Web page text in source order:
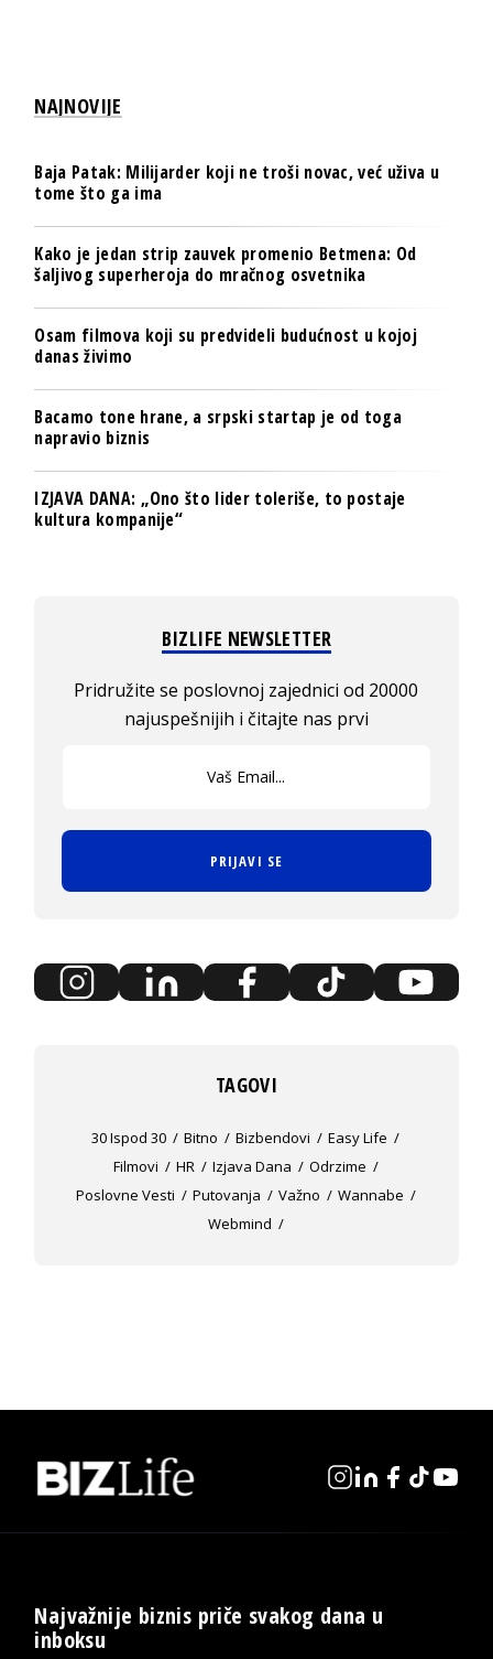
NAJNOVIJE
Baja Patak: Milijarder koji ne troši novac, već uživa u
tome što ga ima
Kako je jedan strip zauvek promenio Betmena: Od
šaljivog superheroja do mračnog osvetnika
Osam filmova koji su predvideli budućnost u kojoj
danas živimo
Bacamo tone hrane, a srpski startap je od toga
napravio biznis
IZJAVA DANA: „Ono što lider toleriše, to postaje
kultura kompanije“
BIZLIFE NEWSLETTER
Pridružite se poslovnoj zajednici od 20000
najuspešnijih i čitajte nas prvi
PRIJAVI SE
TAGOVI
30 Ispod 30 Bitno Bizbendovi
Easy Life
Filmovi
HR Izjava Dana
Odrzime
Poslovne Vesti
Putovanja Važno
Wannabe
Webmind
Najvažnije biznis priče svakog dana u
inboksu